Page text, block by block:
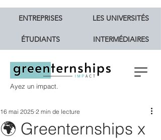
Ayez un impact.
ENTREPRISES LES UNIVERSITÉS
ÉTUDIANTS INTERMÉDIAIRES
🌍 Greenternships x
16 mai 2025 2 min de lecture